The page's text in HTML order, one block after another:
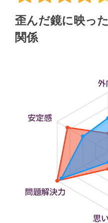
歪んだ鏡に映っ
関係